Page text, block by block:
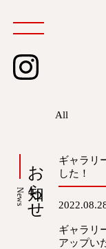
All
お知らせ
News
ギャラリ
した！
ギャラリ
アップい